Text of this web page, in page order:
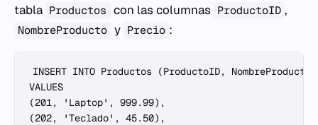
tabla Productos con las columnas ProductoID ,
NombreProducto y Precio :
INSERT INTO Productos (ProductoID,
VALUES
(201, 'Laptop', 999.99),
(202, 'Teclado', 45.50),